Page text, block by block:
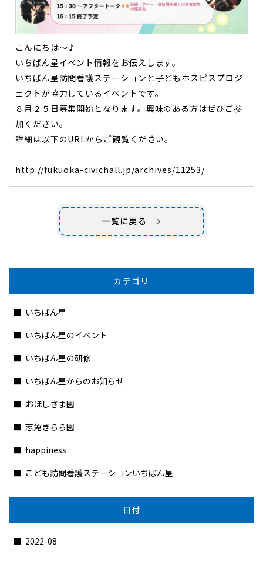
こんにちは～♪
いちばん星イベント情報をお伝えします。
いちばん星訪問看護ステーションと子どもホスピスプロジ
ェクトが協力しているイベントです。
８月２５日募集開始となります。興味のある方はぜひご参
加ください。
詳細は以下のURLからご観覧ください。
http://fukuoka-civichall.jp/archives/11253/
一覧に戻る
カテゴリ
いちばん星
いちばん星のイベント
いちばん星の研修
いちばん星からのお知らせ
おほしさま園
志免きらら園
happiness
こども訪問看護ステーションいちばん星
日付
2022-08